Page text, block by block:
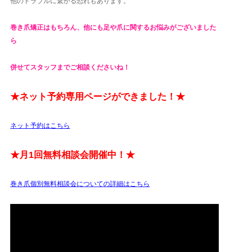
巻き爪矯正はもちろん、他にも足や爪に関するお悩みがございました
ら
併せてスタッフまでご相談くださいね！
★ネット予約専用ページができました！★
ネット予約はこちら
★月1回無料相談会開催中！★
巻き爪個別無料相談会についての詳細はこちら